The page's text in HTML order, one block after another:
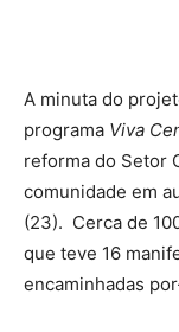
A minuta do
programa Viva
reforma do Setor
comunidade em
(23). Cerca de
que teve 16
encaminhadas